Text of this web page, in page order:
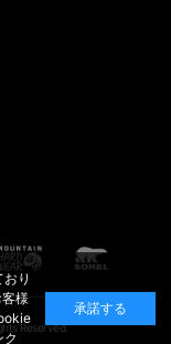
Reserved.
り
様
ク
承諾する